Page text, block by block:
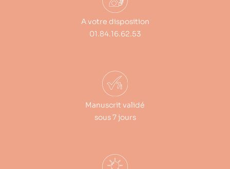
A votre disposition
01.84.16.62.53
Manuscrit validé
sous 7 jours